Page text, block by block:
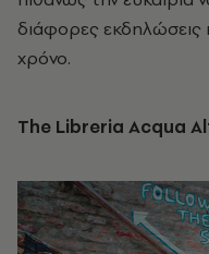
διάφορες
χρόνο.
The Libreria Acqua